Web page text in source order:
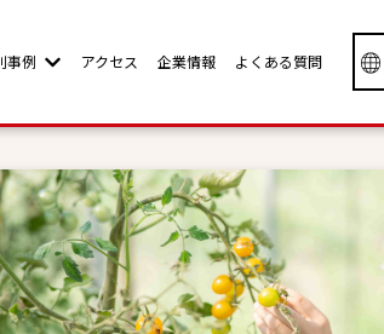
別ページfor 目的別で探す
事例 Show submenu for お客様別事例
アクセス 企業情報 よくある質問